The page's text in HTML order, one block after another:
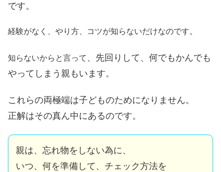
です。
経験がなく、やり方、コツが知らないだけなのです。
知らないからと言って 、先回りして、 何でもかんでも
やってしまう親もいます。
これらの両極端は子どものためになりません。
正解はその真ん中にあるのです。
親は、忘れ物をしない為に、
いつ、何を準備して、チェック方法を